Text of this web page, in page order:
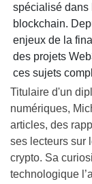
spécialisé dans
blockchain.
enjeux de la
des projets
ces sujets
Titulaire d'un
numériques,
articles, des
ses lecteurs sur
crypto. Sa
technologique